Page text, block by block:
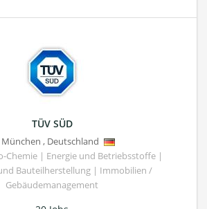
TÜV SÜD
München , Deutschland
Chemie | Energie und Betriebsstoffe |
Bauteilherstellung | Immobilien /
Gebäudemanagement